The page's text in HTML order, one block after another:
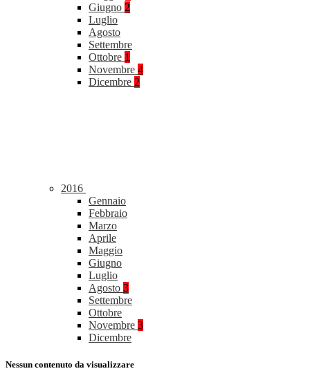
Giugno 2
Luglio
Agosto
Settembre
Ottobre 1
Novembre 4
Dicembre 2
2016
Gennaio
Febbraio
Marzo
Aprile
Maggio
Giugno
Luglio
Agosto 3
Settembre
Ottobre
Novembre 3
Dicembre
Nessun contenuto da visualizzare